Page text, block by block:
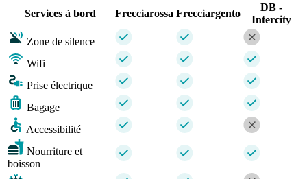
Services à bord
Frecciarossa Frecciargento
DB -
Intercity
Zone de silence
Wifi
Prise électrique
Bagage
Accessibilité
Nourriture et
boisson